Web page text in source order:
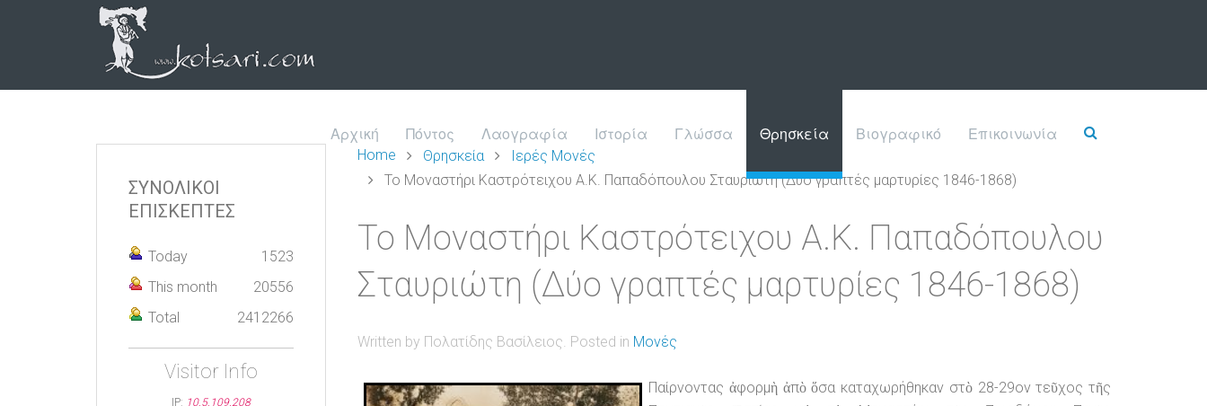
Αρχική Πόντος Λαογραφία Ιστορία Γλώσσα Θρησκεία Βιογραφικό Επικοινωνία
Home Θρησκεία
Ιερές Μονές
Το Μοναστήρι Καστρότειχου Α.Κ. Παπαδόπουλου Σταυριώτη (Δύο γραπτές μαρτυρίες 1846-1868)
Το Μοναστήρι Καστρότειχου Α.Κ. Παπαδόπουλου
Σταυριώτη (Δύο γραπτές μαρτυρίες 1846-1868)
Written by Πολατίδης Βασίλειος. Posted in Μονές
Παίρνοντας ἀφορμὴ ἀπὸ ὅσα καταχωρήθηκαν στὸ 28-29ον τεῦχος τῆς
ΣΥΝΟΛΙΚΟΙ
ΕΠΙΣΚΕΠΤΕΣ
Today
1523
This month
20556
Total
2412266
Visitor Info
IP: 10.5.109.208